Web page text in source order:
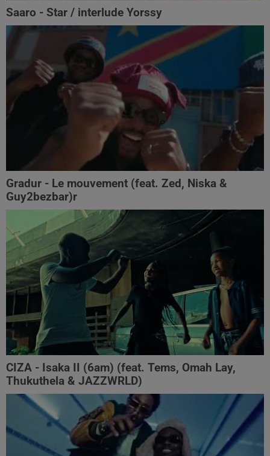
Saaro - Star / interlude Yorssy
Gradur - Le mouvement (feat. Zed, Niska &
Guy2bezbar)r
CIZA - Isaka II (6am) (feat. Tems, Omah Lay,
Thukuthela & JAZZWRLD)